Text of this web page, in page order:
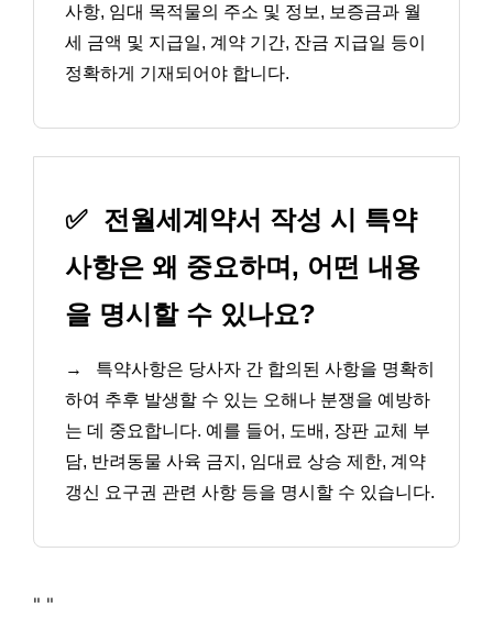
사항, 임대 목적물의 주소 및 정보, 보증금과 월
세 금액 및 지급일, 계약 기간, 잔금 지급일 등이
정확하게 기재되어야 합니다.
✅ 전월세계약서 작성 시 특약
사항은 왜 중요하며, 어떤 내용
을 명시할 수 있나요?
→
특약사항은 당사자 간 합의된 사항을 명확히
하여 추후 발생할 수 있는 오해나 분쟁을 예방하
는 데 중요합니다. 예를 들어, 도배, 장판 교체 부
담, 반려동물 사육 금지, 임대료 상승 제한, 계약
갱신 요구권 관련 사항 등을 명시할 수 있습니다.
" "